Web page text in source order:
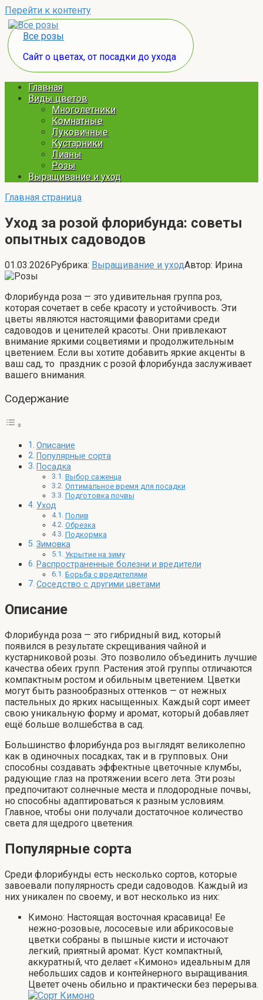
Перейти к контенту
Все розы
Сайт о цветах, от посадки до ухода
Главная
Виды цветов
Многолетники
Комнатные
Луковичные
Кустарники
Лианы
Розы
Выращивание и уход
Главная страница
Уход за розой флорибунда: советы
опытных садоводов
01.03.2026Рубрика: Выращивание и уходАвтор: Ирина
Флорибунда роза — это удивительная группа роз,
которая сочетает в себе красоту и устойчивость. Эти
цветы являются настоящими фаворитами среди
садоводов и ценителей красоты. Они привлекают
внимание яркими соцветиями и продолжительным
цветением. Если вы хотите добавить яркие акценты в
ваш сад, то праздник с розой флорибунда заслуживает
вашего внимания.
Содержание
Описание
Популярные сорта
Посадка
Выбор саженца
Оптимальное время для посадки
Подготовка почвы
Уход
Полив
Обрезка
Подкормка
Зимовка
Укрытие на зиму
Распространенные болезни и вредители
Борьба с вредителями
Соседство с другими цветами
Описание
Флорибунда роза — это гибридный вид, который
появился в результате скрещивания чайной и
кустарниковой розы. Это позволило объединить лучшие
качества обеих групп. Растения этой группы отличаются
компактным ростом и обильным цветением. Цветки
могут быть разнообразных оттенков — от нежных
пастельных до ярких насыщенных. Каждый сорт имеет
свою уникальную форму и аромат, который добавляет
ещё больше волшебства в сад.
Большинство флорибунда роз выглядят великолепно
как в одиночных посадках, так и в групповых. Они
способны создавать эффектные цветочные клумбы,
радующие глаз на протяжении всего лета. Эти розы
предпочитают солнечные места и плодородные почвы,
но способны адаптироваться к разным условиям.
Главное, чтобы они получали достаточное количество
света для щедрого цветения.
Популярные сорта
Среди флорибунды есть несколько сортов, которые
завоевали популярность среди садоводов. Каждый из
них уникален по своему, и вот несколько из них:
Кимоно: Настоящая восточная красавица! Ее
нежно-розовые, лососевые или абрикосовые
цветки собраны в пышные кисти и источают
легкий, приятный аромат. Куст компактный,
аккуратный, что делает «Кимоно» идеальным для
небольших садов и контейнерного выращивания.
Цветет очень обильно и практически без перерыва.